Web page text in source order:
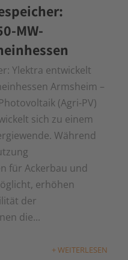
MW-
Ylektra entwickelt
Armsheim –
(Agri-PV)
sich zu einem
Während
für Ackerbau und
erhöhen
der
die...
+ WEITERLESEN